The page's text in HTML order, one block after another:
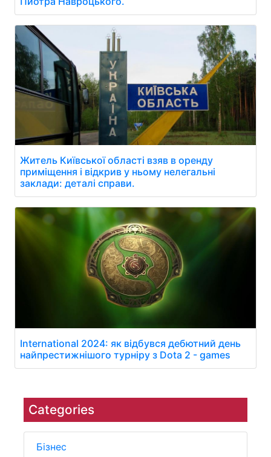
Categories
Бізнес
Житель Київської області взяв в оренду
приміщення і відкрив у ньому нелегальні
заклади: деталі справи.
International 2024: як відбувся дебютний день
найпрестижнішого турніру з Dota 2 - games